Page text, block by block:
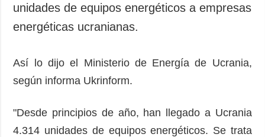
unidades de equipos energéticos a empresas
energéticas ucranianas.
Así lo dijo el Ministerio de Energía de Ucrania,
según informa Ukrinform.
"Desde principios de año, han llegado a Ucrania
4.314 unidades de equipos energéticos. Se trata